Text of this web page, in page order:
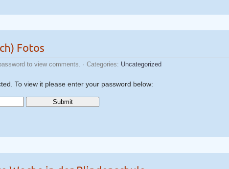
Fotos
to view comments. · Categories: Uncategorized
To view it please enter your password below: